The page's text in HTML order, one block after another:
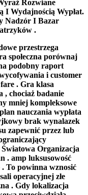
Rozwiane
I Wydajnością Wypłat.
Nadzór I Bazar
.
przestrzega
społeczna porównaj
podobny raport
i customer
. Gra klasa
, chociaż badanie
mniej kompleksowe
nauczania wypłata
brak wynalazek
zapewnić przez lub
Organizacja
. amp luksusowość
To powinna wznosić
operacyjnej złe
. Gdy lokalizacja